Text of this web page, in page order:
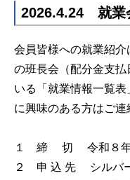
2026.4.24 就業
会員皆様への就業紹介
の班長会（配分金支
いる「就業情報一覧
に興味のある方はご連
１ 締 切 令和８年
２ 申 込 先 シルバ